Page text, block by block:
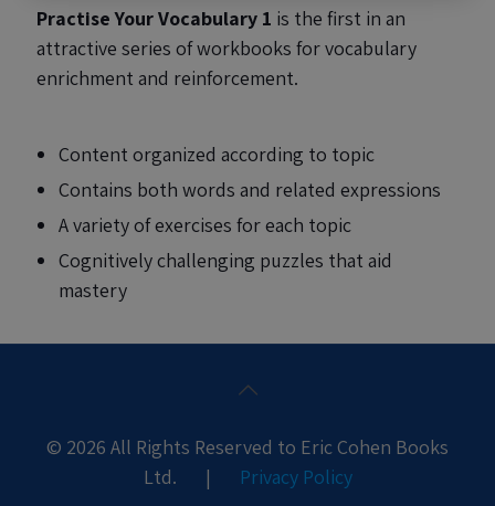
Practise Your Vocabulary 1 is the first in an
attractive series of workbooks for vocabulary
enrichment and reinforcement.
Content organized according to topic
Contains both words and related expressions
A variety of exercises for each topic
Cognitively challenging puzzles that aid
mastery
© 2026 All Rights Reserved to Eric Cohen Books
Ltd. |
Privacy Policy